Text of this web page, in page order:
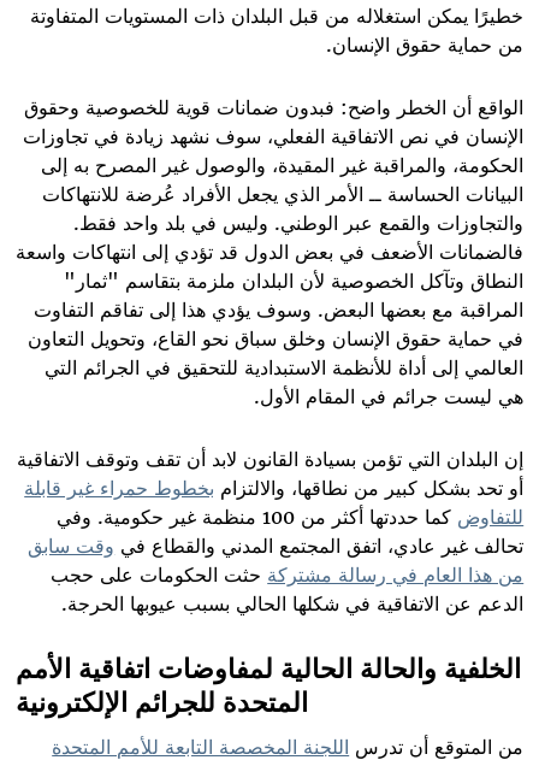
خطيرًا يمكن استغلاله من قبل البلدان ذات المستويات المتفاوتة
من حماية حقوق الإنسان.
الواقع أن الخطر واضح: فبدون ضمانات قوية للخصوصية وحقوق
الإنسان في نص الاتفاقية الفعلي، سوف نشهد زيادة في تجاوزات
الحكومة، والمراقبة غير المقيدة، والوصول غير المصرح به إلى
البيانات الحساسة ــ الأمر الذي يجعل الأفراد عُرضة للانتهاكات
والتجاوزات والقمع عبر الوطني. وليس في بلد واحد فقط.
فالضمانات الأضعف في بعض الدول قد تؤدي إلى انتهاكات واسعة
النطاق وتآكل الخصوصية لأن البلدان ملزمة بتقاسم "ثمار"
المراقبة مع بعضها البعض. وسوف يؤدي هذا إلى تفاقم التفاوت
في حماية حقوق الإنسان وخلق سباق نحو القاع، وتحويل التعاون
العالمي إلى أداة للأنظمة الاستبدادية للتحقيق في الجرائم التي
هي ليست جرائم في المقام الأول.
إن البلدان التي تؤمن بسيادة القانون لابد أن تقف وتوقف الاتفاقية
أو تحد بشكل كبير من نطاقها، والالتزام بخطوط حمراء غير قابلة
للتفاوض
كما حددتها أكثر من 100 منظمة غير حكومية. وفي
تحالف غير عادي، اتفق المجتمع المدني والقطاع في وقت سابق
من هذا العام في رسالة مشتركة حثت الحكومات على حجب
الدعم عن الاتفاقية في شكلها الحالي بسبب عيوبها الحرجة.
الخلفية والحالة الحالية لمفاوضات اتفاقية الأمم
المتحدة للجرائم الإلكترونية
من المتوقع أن تدرس اللجنة المخصصة التابعة للأمم المتحدة